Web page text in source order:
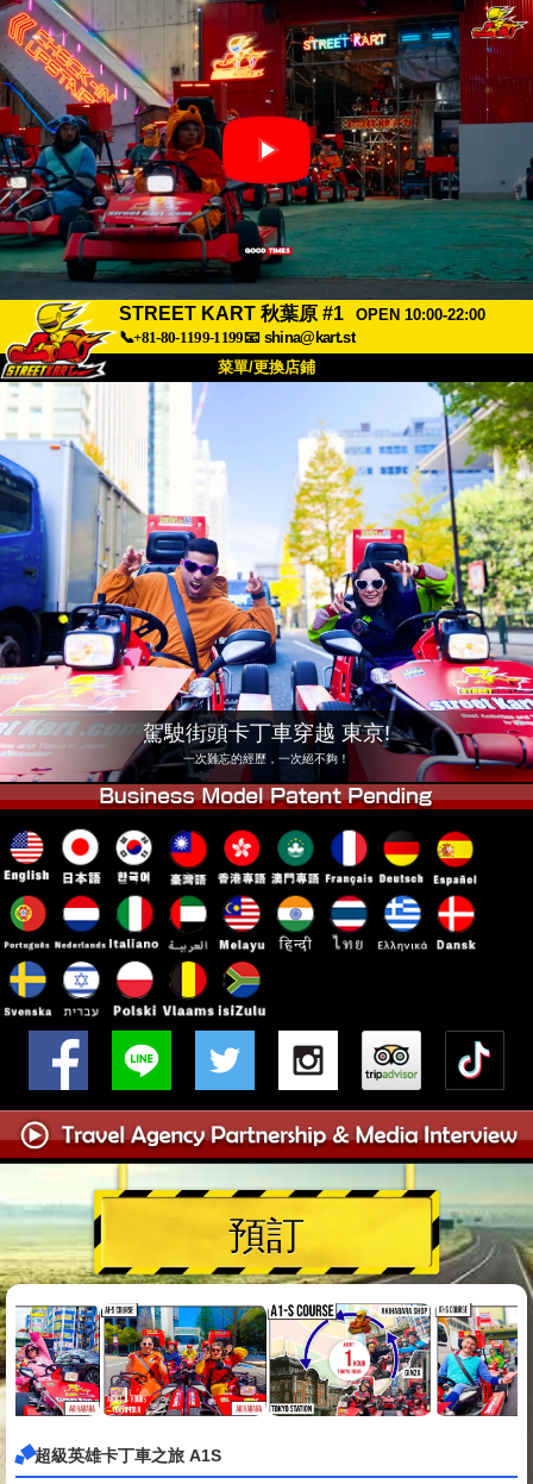
STREET KART 秋葉原 #1
OPEN 10:00-22:00
📞+81-80-1199-1199📧 shina@kart.st
菜單/更換店鋪
關於 價格
交通方式 顧客聲音 常見問題
公司 預訂
更換店鋪
東京 品川 #1 東京 秋葉原 #1
東京 秋葉原 #2 東京 澀谷
東京 澀谷附店 東京灣
東京 淺草 大阪
沖繩
駕駛街頭卡丁車穿越 東京!
一次難忘的經歷，一次絕不夠！
預訂
超級英雄卡丁車之旅 A1S